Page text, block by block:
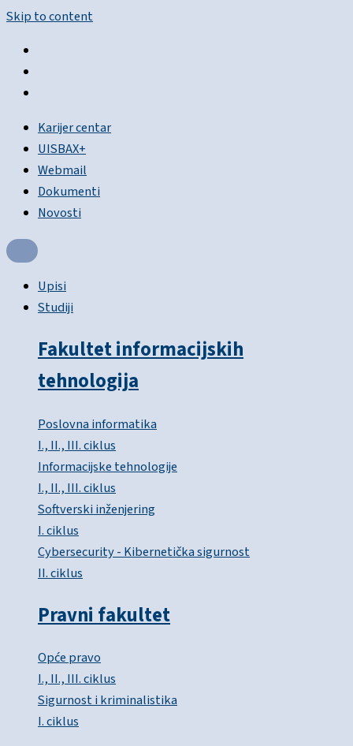
Skip to content
Karijer centar
UISBAX+
Webmail
Dokumenti
Novosti
Upisi
Studiji
Fakultet informacijskih
tehnologija
Poslovna informatika
I., II., III. ciklus
Informacijske tehnologije
I., II., III. ciklus
Softverski inženjering
I. ciklus
Cybersecurity - Kibernetička sigurnost
II. ciklus
Pravni fakultet
Opće pravo
I., II., III. ciklus
Sigurnost i kriminalistika
I. ciklus